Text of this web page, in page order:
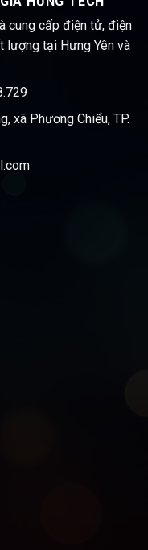
cung cấp điện tử, điện
lượng tại Hưng Yên và
xã Phương Chiểu, TP.